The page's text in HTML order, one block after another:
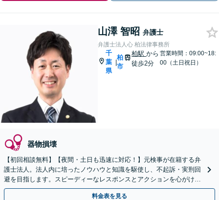
山澤 智昭 弁護士
弁護士法人心 柏法律事務所
千
葉
県
|
柏
市
柏駅から
徒歩2分
営業時間：09:00~18:
00（土日祝日）
器物損壊
【初回相談無料】【夜間・土日も迅速に対応！】元検事が在籍する弁
護士法人。法人内に培ったノウハウと知識を駆使し、不起訴・実刑回
避を目指します。スピーディーなレスポンスとアクションを心がけ、
最善の解決を目指します【電話相談可】
料金表を見る